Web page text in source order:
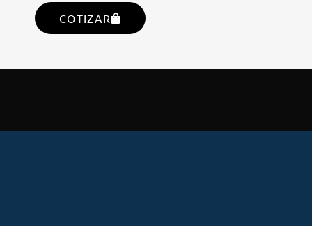
COTIZAR